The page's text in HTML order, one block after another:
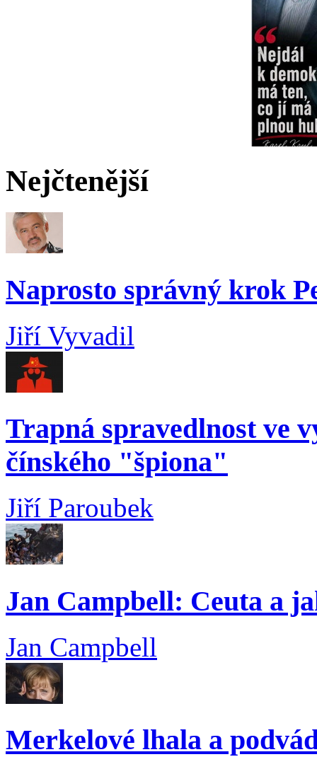
Nejčtenější
Naprosto správný krok
Jiří Vyvadil
Trapná spravedlnost ve
čínského "špiona"
Jiří Paroubek
Jan Campbell: Ceuta a
Jan Campbell
Merkelové lhala a